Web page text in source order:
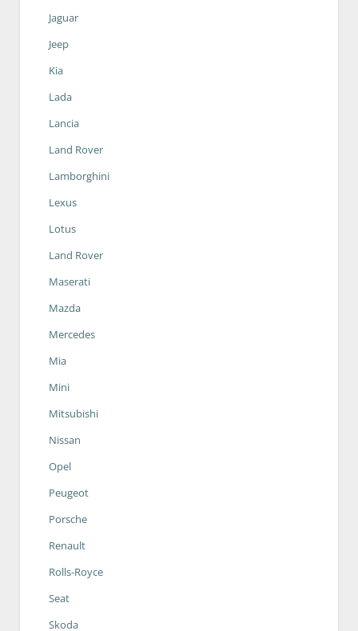
Jaguar
Jeep
Kia
Lada
Lancia
Land Rover
Lamborghini
Lexus
Lotus
Land Rover
Maserati
Mazda
Mercedes
Mia
Mini
Mitsubishi
Nissan
Opel
Peugeot
Porsche
Renault
Rolls-Royce
Seat
Skoda